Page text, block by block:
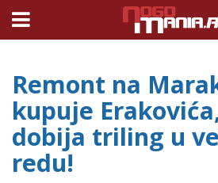
Remont na
kupuje
dobija triling u
redu!